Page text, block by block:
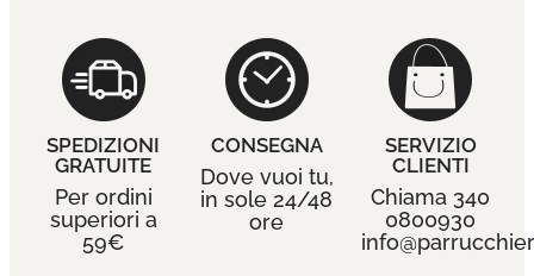
SPEDIZIONI
GRATUITE
Per ordini
superiori a
59€
CONSEGNA
Dove vuoi tu,
in sole 24/48
ore
SERVIZIO
CLIENTI
Chiama 340
0800930